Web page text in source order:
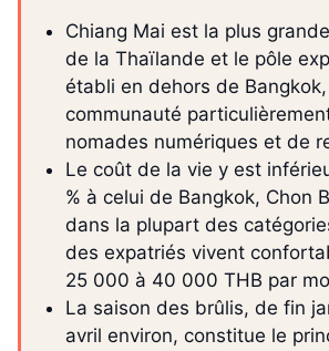
Chiang Mai est la plus
de la Thaïlande et le pôle
établi en dehors de
communauté
nomades numériques et de
Le coût de la vie y est
% à celui de Bangkok, Chon
dans la plupart des
des expatriés vivent
25 000 à 40 000 THB par
La saison des brûlis, de fin
avril environ, constitue le